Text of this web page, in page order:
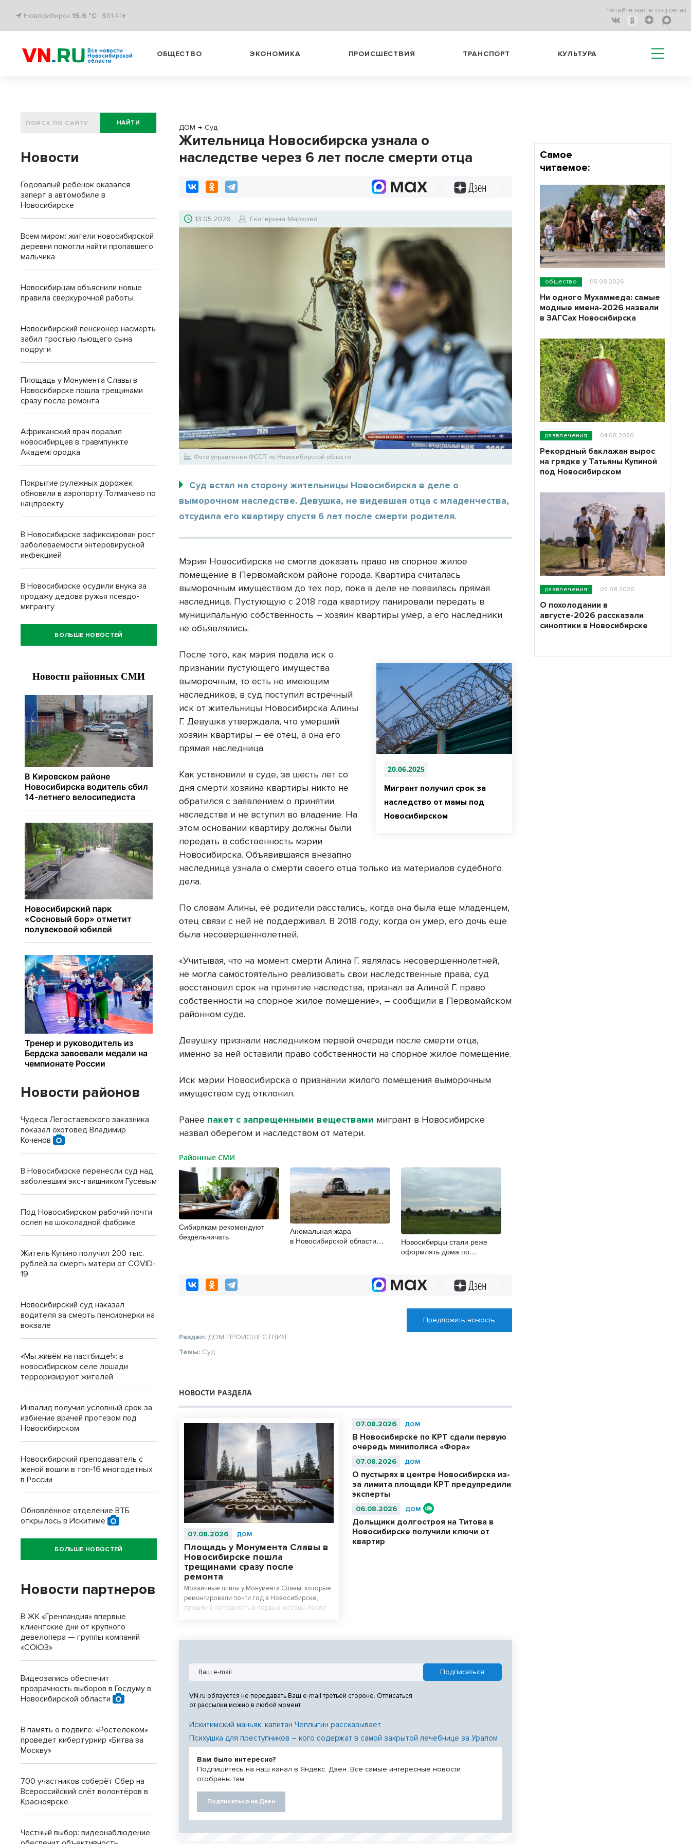
Новосибирск 15.6 °C $81.41↑
Читайте нас в соц.сетях:
Все новости
Новосибирской
области
ОБЩЕСТВО ЭКОНОМИКА ПРОИСШЕСТВИЯ ТРАНСПОРТ КУЛЬТУРА
ДОМ → Суд
Жительница Новосибирска узнала о
наследстве через 6 лет после смерти отца
13.05.2026 Екатерина Маркова
Фото управления ФССП по Новосибирской области
Суд встал на сторону жительницы Новосибирска в деле о
выморочном наследстве. Девушка, не видевшая отца с младенчества,
отсудила его квартиру спустя 6 лет после смерти родителя.
Мэрия Новосибирска не смогла доказать право на спорное жилое
помещение в Первомайском районе города. Квартира считалась
выморочным имуществом до тех пор, пока в деле не появилась прямая
наследница. Пустующую с 2018 года квартиру панировали передать в
муниципальную собственность – хозяин квартиры умер, а его наследники
не объявлялись.
20.06.2025
Мигрант получил срок за
наследство от мамы под
Новосибирском
После того, как мэрия подала иск о
признании пустующего имущества
выморочным, то есть не имеющим
наследников, в суд поступил встречный
иск от жительницы Новосибирска Алины
Г. Девушка утверждала, что умерший
хозяин квартиры – её отец, а она его
прямая наследница.
Как установили в суде, за шесть лет со
дня смерти хозяина квартиры никто не
обратился с заявлением о принятии
наследства и не вступил во владение. На
этом основании квартиру должны были
передать в собственность мэрии
Новосибирска. Объявившаяся внезапно
наследница узнала о смерти своего отца только из материалов судебного
дела.
По словам Алины, её родители расстались, когда она была еще младенцем,
отец связи с ней не поддерживал. В 2018 году, когда он умер, его дочь еще
была несовершеннолетней.
«Учитывая, что на момент смерти Алина Г. являлась несовершеннолетней,
не могла самостоятельно реализовать свои наследственные права, суд
восстановил срок на принятие наследства, признал за Алиной Г. право
собственности на спорное жилое помещение», – сообщили в Первомайском
районном суде.
Девушку признали наследником первой очереди после смерти отца,
именно за ней оставили право собственности на спорное жилое помещение.
Иск мэрии Новосибирска о признании жилого помещения выморочным
имуществом суд отклонил.
Ранее пакет с запрещенными веществами мигрант в Новосибирске
назвал оберегом и наследством от матери.
Районные СМИ
Сибирякам рекомендуют
бездельничать
Аномальная жара
в Новосибирской области
Новосибирцы стали реже
оформлять дома по
Предложить новость
Раздел: ДОМ ПРОИСШЕСТВИЯ
Темы: Суд
НОВОСТИ РАЗДЕЛА
07.08.2026 ДОМ
Площадь у Монумента Славы в
Новосибирске пошла
трещинами сразу после
ремонта
Мозаичные плиты у Монумента Славы, которые
ремонтировали почти год в Новосибирске,
пришли в негодность в первые месяцы после
07.08.2026 ДОМ
В Новосибирске по КРТ сдали первую
очередь миниполиса «Фора»
07.08.2026 ДОМ
О пустырях в центре Новосибирска из-
за лимита площади КРТ предупредили
эксперты
06.08.2026 ДОМ
Дольщики долгостроя на Титова в
Новосибирске получили ключи от
квартир
VN.ru обязуется не передавать Ваш e-mail третьей стороне. Отписаться
от рассылки можно в любой момент
Искитимский маньяк: капитан Чеплыгин рассказывает
Психушка для преступников – кого содержат в самой закрытой лечебнице за Уралом
Вам было интересно?
Подпишитесь на наш канал в Яндекс. Дзен. Все самые интересные новости
отобраны там.
Подписаться на Дзен
НАЙТИ
Новости
Годовалый ребёнок оказался
заперт в автомобиле в
Новосибирске
Всем миром: жители новосибирской
деревни помогли найти пропавшего
мальчика
Новосибирцам объяснили новые
правила сверхурочной работы
Новосибирский пенсионер насмерть
забил тростью пьющего сына
подруги
Площадь у Монумента Славы в
Новосибирске пошла трещинами
сразу после ремонта
Африканский врач поразил
новосибирцев в травмпункте
Академгородка
Покрытие рулежных дорожек
обновили в аэропорту Толмачево по
нацпроекту
В Новосибирске зафиксирован рост
заболеваемости энтеровирусной
инфекцией
В Новосибирске осудили внука за
продажу дедова ружья псевдо-
мигранту
БОЛЬШЕ НОВОСТЕЙ
Новости районов
Чудеса Легостаевского заказника
показал охотовед Владимир
Коченов
В Новосибирске перенесли суд над
заболевшим экс-гаишником Гусевым
Под Новосибирском рабочий почти
ослеп на шоколадной фабрике
Житель Купино получил 200 тыс.
рублей за смерть матери от COVID-
19
Новосибирский суд наказал
водителя за смерть пенсионерки на
вокзале
«Мы живём на пастбище!»: в
новосибирском селе лошади
терроризируют жителей
Инвалид получил условный срок за
избиение врачей протезом под
Новосибирском
Новосибирский преподаватель с
женой вошли в топ-16 многодетных
в России
Обновлённое отделение ВТБ
открылось в Искитиме
БОЛЬШЕ НОВОСТЕЙ
Новости партнеров
В ЖК «Гренландия» впервые
клиентские дни от крупного
девелопера — группы компаний
«СОЮЗ»
Видеозапись обеспечит
прозрачность выборов в Госдуму в
Новосибирской области
В память о подвиге: «Ростелеком»
проведет кибертурнир «Битва за
Москву»
700 участников соберёт Сбер на
Всероссийский слёт волонтёров в
Красноярске
Честный выбор: видеонаблюдение
Самое
читаемое:
общество 05.08.2026
Ни одного Мухаммеда: самые
модные имена-2026 назвали
в ЗАГСах Новосибирска
развлечения 04.08.2026
Рекордный баклажан вырос
на грядке у Татьяны Купиной
под Новосибирском
развлечения 05.08.2026
О похолодании в
августе-2026 рассказали
синоптики в Новосибирске